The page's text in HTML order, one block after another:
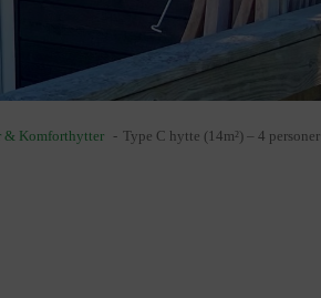
& Komforthytter Type C hytte (14m²) – 4 personer